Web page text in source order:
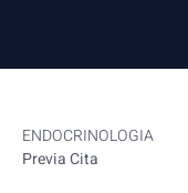
ENDOCRINOLOGIA
Previa Cita